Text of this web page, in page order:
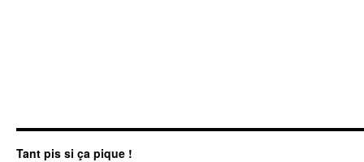
Tant pis si ça pique !